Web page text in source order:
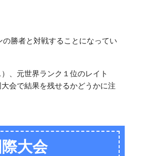
勝者と対戦することになってい
、元世界ランク１位のレイト
会で結果を残せるかどうかに注
大会